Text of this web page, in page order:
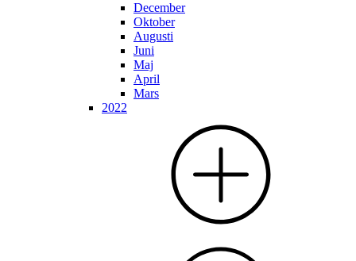
December
Oktober
Augusti
Juni
Maj
April
Mars
2022